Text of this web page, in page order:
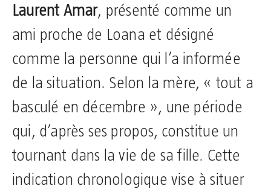
Laurent Amar, présenté comme un
ami proche de Loana et désigné
comme la personne qui l’a informée
de la situation. Selon la mère, « tout a
basculé en décembre », une période
qui, d’après ses propos, constitue un
tournant dans la vie de sa fille. Cette
indication chronologique vise à situer